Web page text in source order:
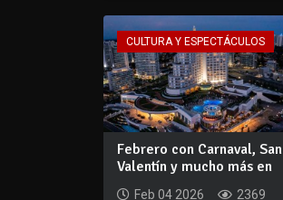
CULTURA Y ESPECTÁCULOS
Febrero con Carnaval, San
Valentín y mucho más en
Feb 04 2026
2369